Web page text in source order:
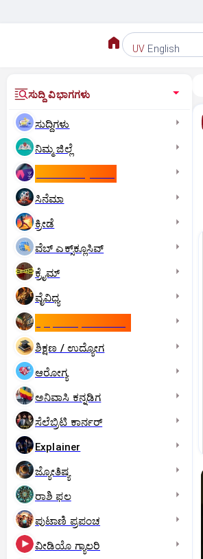
UV English
ಸುದ್ದಿ ವಿಭಾಗಗಳು
ಸುದ್ದಿಗಳು
ನಿಮ್ಮ ಜಿಲ್ಲೆ
ಸಿನೆಮಾ
ಕ್ರೀಡೆ
ವೆಬ್ ಎಕ್ಸ್‌ಕ್ಲೂಸಿವ್
ಕ್ರೈಮ್
ವೈವಿಧ್ಯ
ಶಿಕ್ಷಣ / ಉದ್ಯೋಗ
ಆರೋಗ್ಯ
ಅನಿವಾಸಿ ಕನ್ನಡಿಗ
ಸೆಲೆಬ್ರಿಟಿ ಕಾರ್ನರ್‌
Explainer
ಜ್ಯೋತಿಷ್ಯ
ರಾಶಿ ಫಲ
ಪುಟಾಣಿ ಪ್ರಪಂಚ
ವೀಡಿಯೊ ಗ್ಯಾಲರಿ